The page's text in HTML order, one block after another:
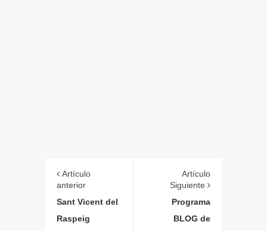
Artículo
anterior
Sant Vicent del
Raspeig
Artículo
Siguiente
Programa
BLOG de